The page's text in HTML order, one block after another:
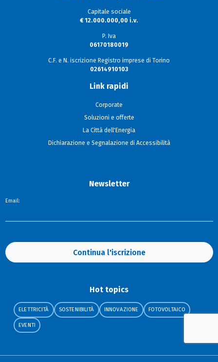
Capitale sociale
€ 12.000.000,00 i.v.
P. Iva
06170180019
C.F. e N. iscrizione Registro imprese di Torino
02614910103
Link rapidi
Corporate
Soluzioni e offerte
La Città dell'Energia
Dichiarazione e Segnalazione di Accessibilità
Newsletter
Email:
Continua l'iscrizione
Hot topics
ELETTRICITÀ SOSTENIBILITÀ INNOVAZIONE FOTOVOLTAICO
EVENTI